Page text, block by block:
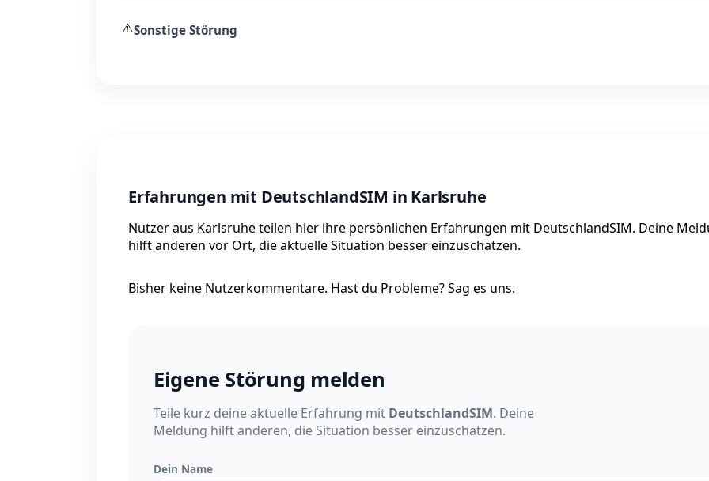
⚠️Sonstige Störung
Erfahrungen mit DeutschlandSIM in Karlsruhe
Nutzer aus Karlsruhe teilen hier ihre persönlichen Erfahrungen mit DeutschlandSIM. Deine
hilft anderen vor Ort, die aktuelle Situation besser einzuschätzen.
Bisher keine Nutzerkommentare. Hast du Probleme? Sag es uns.
Eigene Störung melden
Teile kurz deine aktuelle Erfahrung mit DeutschlandSIM. Deine
Meldung hilft anderen, die Situation besser einzuschätzen.
Dein Name